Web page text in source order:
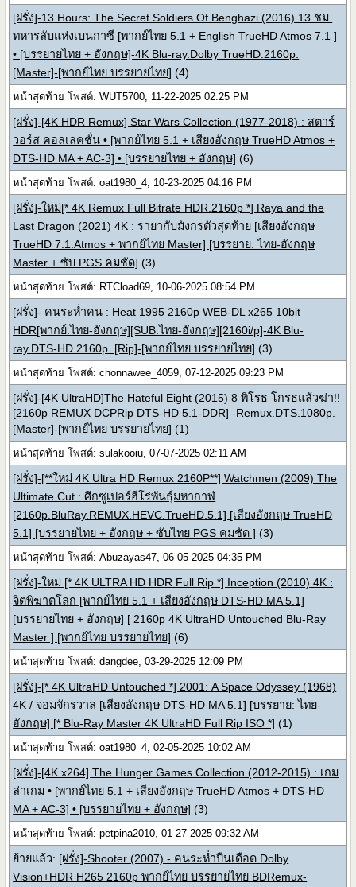
[ฝรั่ง]-13 Hours: The Secret Soldiers Of Benghazi (2016) 13 ชม.
ทหารลับแห่งเบนกาซี [พากย์ไทย 5.1 + English TrueHD Atmos 7.1 ]
• [บรรยายไทย + อังกฤษ]-4K Blu-ray.Dolby TrueHD.2160p.
[Master]-[พากย์ไทย บรรยายไทย] (4)
หน้าสุดท้าย โพสต์: WUT5700, 11-22-2025 02:25 PM
[ฝรั่ง]-[4K HDR Remux] Star Wars Collection (1977-2018) : สตาร์
วอร์ส คอลเลคชั่น • [พากย์ไทย 5.1 + เสียงอังกฤษ TrueHD Atmos +
DTS-HD MA + AC-3] • [บรรยายไทย + อังกฤษ] (6)
หน้าสุดท้าย โพสต์: oat1980_4, 10-23-2025 04:16 PM
[ฝรั่ง]-ใหม่[* 4K Remux Full Bitrate HDR.2160p *] Raya and the
Last Dragon (2021) 4K : รายากับมังกรตัวสุดท้าย [เสียงอังกฤษ
TrueHD 7.1.Atmos + พากย์ไทย Master] [บรรยาย: ไทย-อังกฤษ
Master + ซับ PGS คมชัด] (3)
หน้าสุดท้าย โพสต์: RTCload69, 10-06-2025 08:54 PM
[ฝรั่ง]- คนระห่ำคน : Heat 1995 2160p WEB-DL x265 10bit
HDR[พากย์:ไทย-อังกฤษ][SUB:ไทย-อังกฤษ][2160i/p]-4K Blu-
ray.DTS-HD.2160p. [Rip]-[พากย์ไทย บรรยายไทย] (3)
หน้าสุดท้าย โพสต์: chonnawee_4059, 07-12-2025 09:23 PM
[ฝรั่ง]-[4K UltraHD]The Hateful Eight (2015) 8 พิโรธ โกรธแล้วฆ่า!!
[2160p REMUX DCPRip DTS-HD 5.1-DDR] -Remux.DTS.1080p.
[Master]-[พากย์ไทย บรรยายไทย] (1)
หน้าสุดท้าย โพสต์: sulakooiu, 07-07-2025 02:11 AM
[ฝรั่ง]-[**ใหม่ 4K Ultra HD Remux 2160P**] Watchmen (2009) The
Ultimate Cut : ศึกซูเปอร์ฮีโร่พันธุ์มหากาฬ
[2160p.BluRay.REMUX.HEVC.TrueHD.5.1] [เสียงอังกฤษ TrueHD
5.1] [บรรยายไทย + อังกฤษ + ซับไทย PGS คมชัด ] (3)
หน้าสุดท้าย โพสต์: Abuzayas47, 06-05-2025 04:35 PM
[ฝรั่ง]-ใหม่ [* 4K ULTRA HD HDR Full Rip *] Inception (2010) 4K :
จิตพิฆาตโลก [พากย์ไทย 5.1 + เสียงอังกฤษ DTS-HD MA 5.1]
[บรรยายไทย + อังกฤษ] [ 2160p 4K UltraHD Untouched Blu-Ray
Master ] [พากย์ไทย บรรยายไทย] (6)
หน้าสุดท้าย โพสต์: dangdee, 03-29-2025 12:09 PM
[ฝรั่ง]-[* 4K UltraHD Untouched *] 2001: A Space Odyssey (1968)
4K / จอมจักรวาล [เสียงอังกฤษ DTS-HD MA 5.1] [บรรยาย: ไทย-
อังกฤษ] [* Blu-Ray Master 4K UltraHD Full Rip ISO *] (1)
หน้าสุดท้าย โพสต์: oat1980_4, 02-05-2025 10:02 AM
[ฝรั่ง]-[4K x264] The Hunger Games Collection (2012-2015) : เกม
ล่าเกม • [พากย์ไทย 5.1 + เสียงอังกฤษ TrueHD Atmos + DTS-HD
MA + AC-3] • [บรรยายไทย + อังกฤษ] (3)
หน้าสุดท้าย โพสต์: petpina2010, 01-27-2025 09:32 AM
ย้ายแล้ว: [ฝรั่ง]-Shooter (2007) - คนระห่ำปืนเดือด Dolby
Vision+HDR H265 2160p พากย์ไทย บรรยายไทย BDRemux-